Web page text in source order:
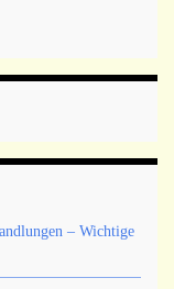
– Wichtige